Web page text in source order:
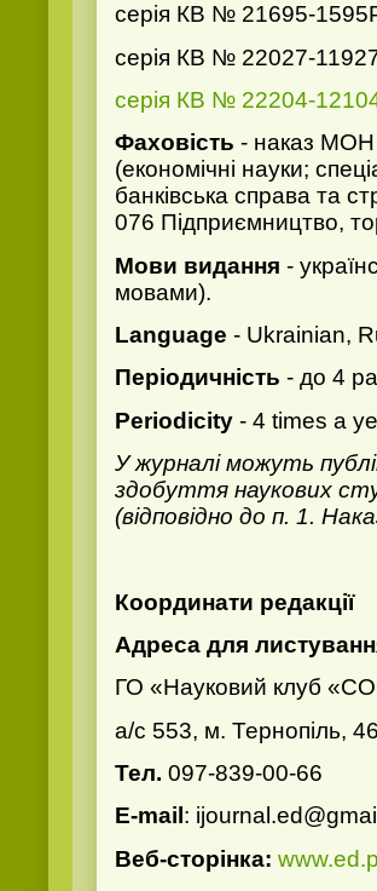
серія КВ № 21695-
серія КВ № 22027-
серія КВ № 22204-
Фаховість - наказ МОН
(економічні науки;
банківська справа та
076 Підприємництво,
Мови видання -
мовами).
Language - Ukrainian,
Періодичність - до 4
Periodicity - 4 times a
У журналі можуть
здобуття наукових
(відповідно до п. 1.
Координати редакції
Адреса для
ГО «Науковий клуб
а/с 553, м. Тернопіль,
Тел. 097-839-00-66
E-mail :
Веб-сторінка: